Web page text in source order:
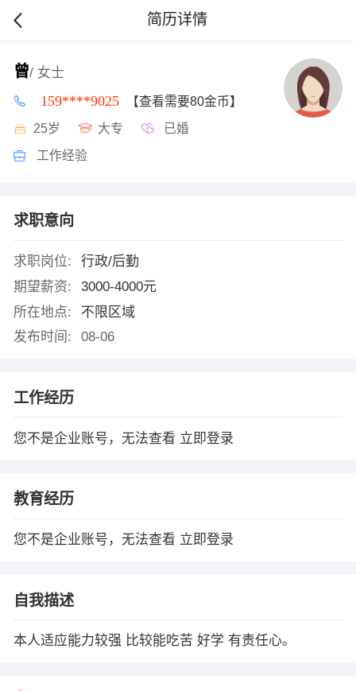
简历详情
曾/ 女士
159****9025 【查看需要80金币】
25岁 大专 已婚
工作经验
求职意向
求职岗位:
行政/后勤
期望薪资:
3000-4000元
所在地点:
不限区域
发布时间:
08-06
工作经历
您不是企业账号，无法查看 立即登录
教育经历
您不是企业账号，无法查看 立即登录
自我描述
本人适应能力较强 比较能吃苦 好学 有责任心。